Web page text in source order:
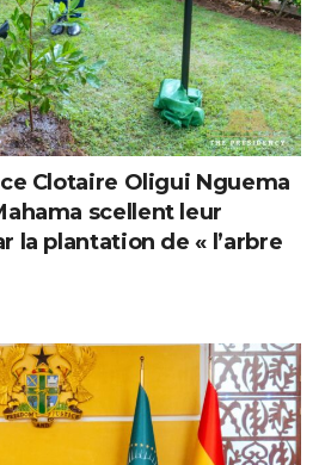
Clotaire Oligui Nguema
scellent leur
la plantation de « l’arbre